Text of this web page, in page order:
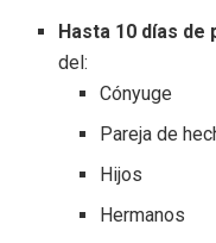
Hasta 10 días de
del:
Cónyuge
Pareja de
Hijos
Hermanos